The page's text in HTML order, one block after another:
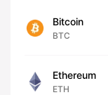
Bitcoin
BTC
Ethereum
ETH